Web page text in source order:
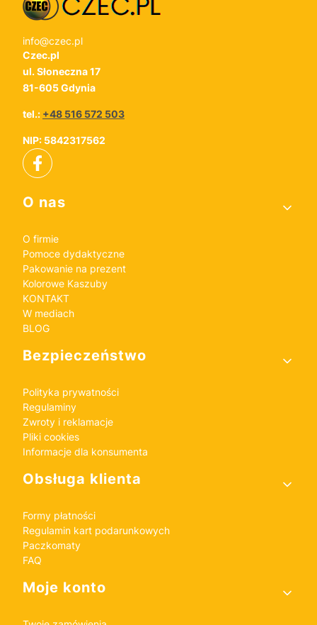
info@czec.pl
Czec.pl
ul. Słoneczna 17
81-605 Gdynia
tel.: +48 516 572 503
NIP: 5842317562
Linki w stopce
O nas
O firmie
Pomoce dydaktyczne
Pakowanie na prezent
Kolorowe Kaszuby
KONTAKT
W mediach
BLOG
Bezpieczeństwo
Polityka prywatności
Regulaminy
Zwroty i reklamacje
Pliki cookies
Informacje dla konsumenta
Obsługa klienta
Formy płatności
Regulamin kart podarunkowych
Paczkomaty
FAQ
Moje konto